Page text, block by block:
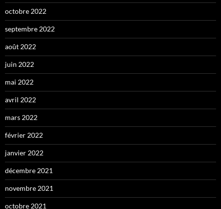
octobre 2022
septembre 2022
août 2022
juin 2022
mai 2022
avril 2022
mars 2022
février 2022
janvier 2022
décembre 2021
novembre 2021
octobre 2021